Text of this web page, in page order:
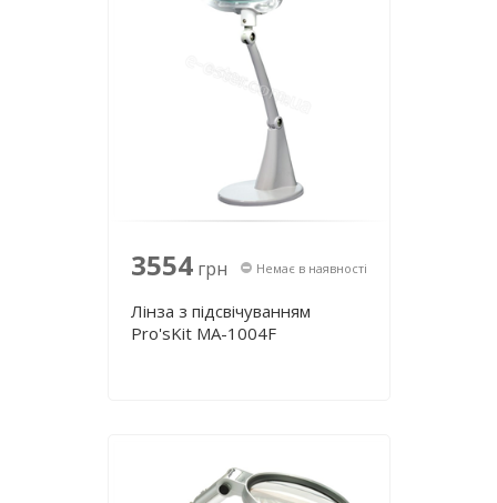
3554 грн Немає в наявності
Лінза з підсвічуванням
Pro'sKit MA-1004F